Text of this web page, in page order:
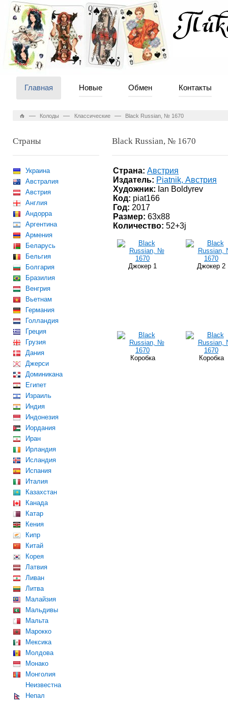
Главная Новые Обмен Контакты
— Колоды — Классические — Black Russian, № 1670
Страны
Украина
Австралия
Австрия
Англия
Андорра
Аргентина
Армения
Беларусь
Бельгия
Болгария
Бразилия
Венгрия
Вьетнам
Германия
Голландия
Греция
Грузия
Дания
Джерси
Доминикана
Египет
Израиль
Индия
Индонезия
Иордания
Иран
Ирландия
Исландия
Испания
Италия
Казахстан
Канада
Катар
Кения
Кипр
Китай
Корея
Латвия
Ливан
Литва
Малайзия
Мальдивы
Мальта
Марокко
Мексика
Молдова
Монако
Монголия
Неизвестна
Непал
Black Russian, № 1670
Страна: Австрия
Издатель: Piatnik, Австрия
Художник: Ian Boldyrev
Код: piat166
Год: 2017
Размер: 63x88
Количество: 52+3j
Джокер 1 Джокер 2
Коробка Коробка